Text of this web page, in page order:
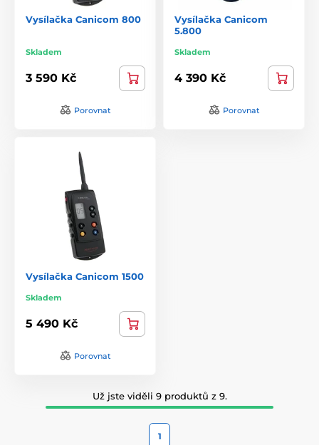
Vysílačka Canicom 800
Skladem
3 590 Kč
Porovnat
Vysílačka Canicom
5.800
Skladem
4 390 Kč
Porovnat
Vysílačka Canicom 1500
Skladem
5 490 Kč
Porovnat
Už jste viděli 9 produktů z 9.
1